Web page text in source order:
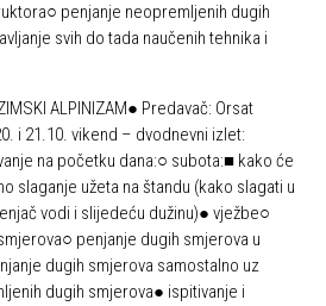
penjanje neopremljenih dugih
svih do tada naučenih tehnika i
ALPINIZAM● Predavač: Orsat
i 21.10. vikend – dvodnevni izlet:
na početku dana:○ subota:■ kako će
slaganje užeta na štandu (kako slagati u
vodi i slijedeću dužinu)● vježbe○
penjanje dugih smjerova u
dugih smjerova samostalno uz
dugih smjerova● ispitivanje i